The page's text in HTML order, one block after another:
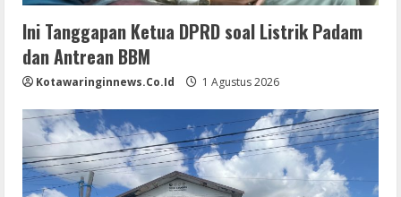
Ini Tanggapan Ketua DPRD soal Listrik Padam
dan Antrean BBM
Kotawaringinnews.co.id 1 Agustus 2026